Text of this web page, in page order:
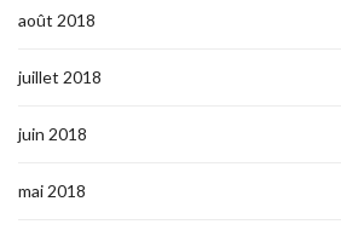
août 2018
juillet 2018
juin 2018
mai 2018